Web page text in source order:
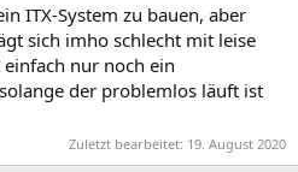
ITX-System zu bauen, aber
sich imho schlecht mit leise
nur noch ein
der problemlos läuft ist
Zuletzt bearbeitet: 19. August 2020